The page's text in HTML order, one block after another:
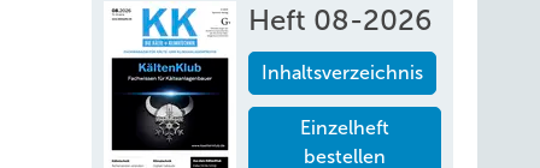
Heft 08-2026
Inhaltsverzeichnis
Einzelheft
bestellen